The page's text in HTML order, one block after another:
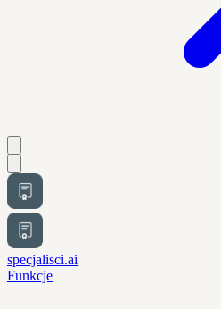
specjalisci.ai
Funkcje